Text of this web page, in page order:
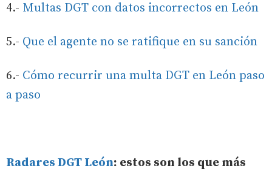
4.- Multas DGT con datos incorrectos en León
5.- Que el agente no se ratifique en su sanción
6.- Cómo recurrir una multa DGT en León paso
a paso
Radares DGT León: estos son los que más